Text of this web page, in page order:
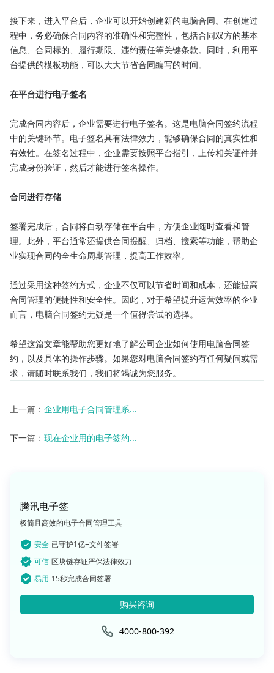
接下来，进入平台后，企业可以开始创建新的电脑合同。在创建过
程中，务必确保合同内容的准确性和完整性，包括合同双方的基本
信息、合同标的、履行期限、违约责任等关键条款。同时，利用平
台提供的模板功能，可以大大节省合同编写的时间。
在平台进行电子签名
完成合同内容后，企业需要进行电子签名。这是电脑合同签约流程
中的关键环节。电子签名具有法律效力，能够确保合同的真实性和
有效性。在签名过程中，企业需要按照平台指引，上传相关证件并
完成身份验证，然后才能进行签名操作。
合同进行存储
签署完成后，合同将自动存储在平台中，方便企业随时查看和管
理。此外，平台通常还提供合同提醒、归档、搜索等功能，帮助企
业实现合同的全生命周期管理，提高工作效率。
通过采用这种签约方式，企业不仅可以节省时间和成本，还能提高
合同管理的便捷性和安全性。因此，对于希望提升运营效率的企业
而言，电脑合同签约无疑是一个值得尝试的选择。
希望这篇文章能帮助您更好地了解公司企业如何使用电脑合同签
约，以及具体的操作步骤。如果您对电脑合同签约有任何疑问或需
求，请随时联系我们，我们将竭诚为您服务。
上一篇： 企业用电子合同管理系...
下一篇： 现在企业用的电子签约...
腾讯电子签
极简且高效的电子合同管理工具
安全 已守护1亿+文件签署
可信 区块链存证严保法律效力
易用 15秒完成合同签署
购买咨询
4000-800-392